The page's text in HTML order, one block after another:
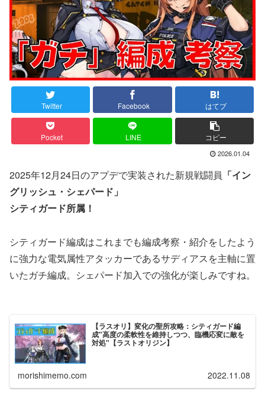
Twitter Facebook はてブ
Pocket LINE コピー
2026.01.04
2025年12月24日のアプデで実装された新規戦闘員 「イン
グリッシュ・シェパード」
シティガード所属！
シティガード編成はこれまでも編成考察・紹介をしたよう
に強力な電気属性アタッカーであるサディアスを主軸に置
いたガチ編成。シェパード加入での強化が楽しみですね。
【ラスオリ】変化の聖所攻略：シティガード編
成"高度の柔軟性を維持しつつ、臨機応変に敵を
対処"【ラストオリジン】
morishimemo.com 2022.11.08